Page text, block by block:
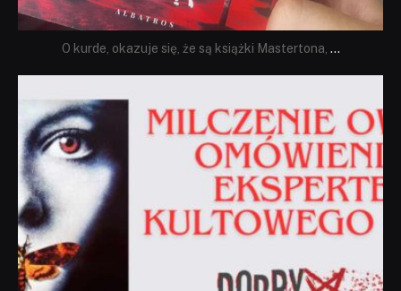
O kurde, okazuje się, że są książki Mastertona, ...